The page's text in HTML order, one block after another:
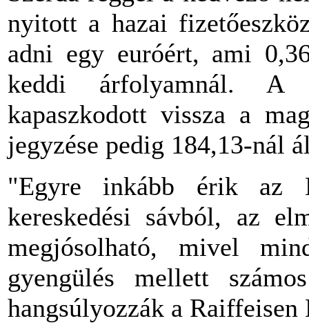
nyitott a hazai
adni egy euróért, ami
keddi árfolyamnál. A
kapaszkodott vissza a
jegyzése pedig 184,13-nál
"Egyre inkább érik az
kereskedési sávból, az
megjósolható, mivel
gyengülés mellett
hangsúlyozzák a